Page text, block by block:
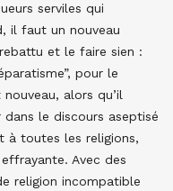
serviles qui
il faut un nouveau
et le faire sien :
pour le
alors qu’il
le discours aseptisé
à toutes les religions,
Avec des
religion incompatible